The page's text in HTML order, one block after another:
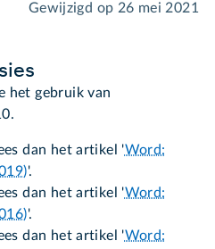
Gewijzigd op 26 mei 2021
het gebruik van
dan het artikel 'Word:
'.
dan het artikel 'Word:
'.
dan het artikel 'Word: